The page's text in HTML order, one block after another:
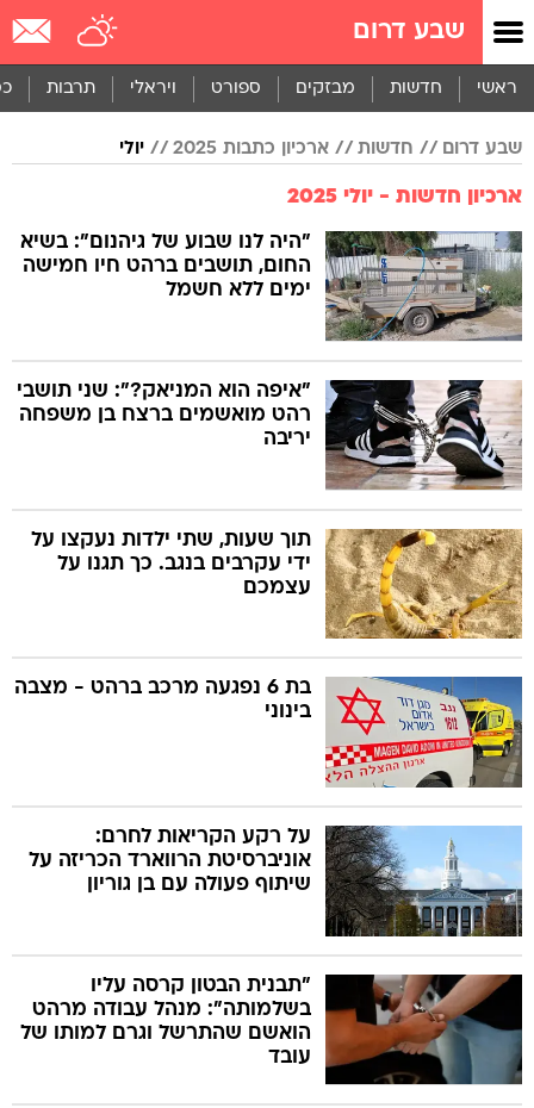
שבע דרום
ראשי חדשות מבזקים ספורט ויראלי תרבות
שבע דרום חדשות ארכיון כתבות 2025 יולי
ארכיון חדשות - יולי 2025
"היה לנו שבוע של גיהנום": בשיא
החום, תושבים ברהט חיו חמישה
ימים ללא חשמל
"איפה הוא המניאק?": שני תושבי
רהט מואשמים ברצח בן משפחה
יריבה
תוך שעות, שתי ילדות נעקצו על
ידי עקרבים בנגב. כך תגנו על
עצמכם
בת 6 נפגעה מרכב ברהט - מצבה
בינוני
על רקע הקריאות לחרם:
אוניברסיטת הרווארד הכריזה על
שיתוף פעולה עם בן גוריון
"תבנית הבטון קרסה עליו
בשלמותה": מנהל עבודה מרהט
הואשם שהתרשל וגרם למותו של
עובד